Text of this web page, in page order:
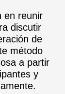
en reunir
discutir
de
método
a partir
y